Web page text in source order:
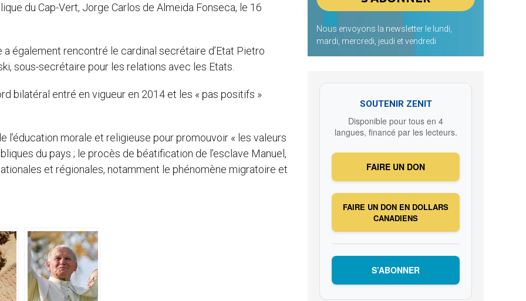
du Cap-Vert, Jorge Carlos de Almeida Fonseca, le 16
également rencontré le cardinal secrétaire d’Etat Pietro
sous-secrétaire pour les relations avec les Etats.
bilatéral entré en vigueur en 2014 et les « pas positifs »
l’éducation morale et religieuse pour promouvoir « les valeurs
du pays ; le procès de béatification de l’esclave Manuel,
et régionales, notamment le phénomène migratoire et
Nous envoyons la newsletter le lundi,
mardi, mercredi, jeudi et vendredi
SOUTENIR ZENIT
Disponible pour tous en 4
langues, financé par les lecteurs.
FAIRE UN DON
FAIRE UN DON EN DOLLARS
CANADIENS
S’ABONNER